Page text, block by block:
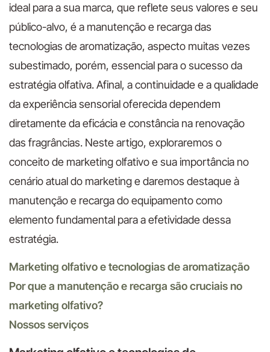
ideal para a sua marca, que reflete seus valores e seu
público-alvo, é a manutenção e recarga das
tecnologias de aromatização, aspecto muitas vezes
subestimado, porém, essencial para o sucesso da
estratégia olfativa. Afinal, a continuidade e a qualidade
da experiência sensorial oferecida dependem
diretamente da eficácia e constância na renovação
das fragrâncias. Neste artigo, exploraremos o
conceito de marketing olfativo e sua importância no
cenário atual do marketing e daremos destaque à
manutenção e recarga do equipamento como
elemento fundamental para a efetividade dessa
estratégia.
Marketing olfativo e tecnologias de aromatização
Por que a manutenção e recarga são cruciais no
marketing olfativo?
Nossos serviços